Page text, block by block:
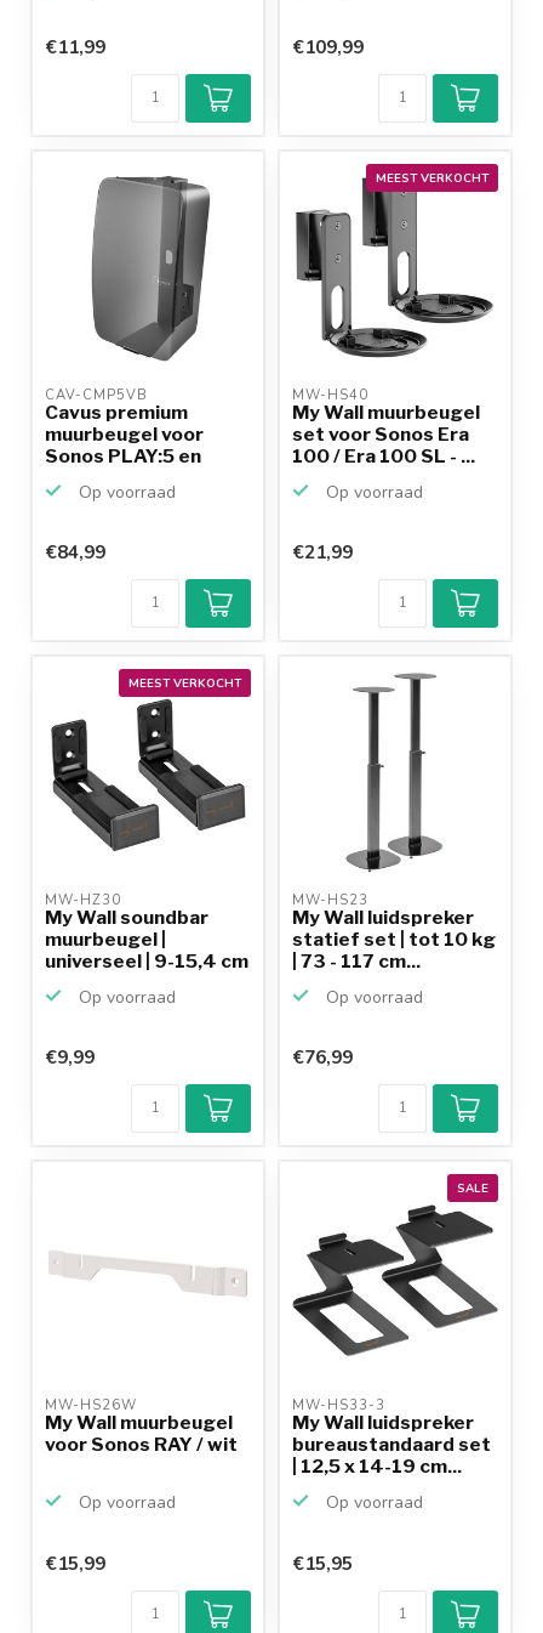
€11,99 €109,99
CAV-CMP5VB
Cavus premium
muurbeugel voor
Sonos PLAY:5 en
Op voorraad
€84,99
MEEST VERKOCHT
MW-HS40
My Wall muurbeugel
set voor Sonos Era
100 / Era 100 SL - ...
Op voorraad
€21,99
MEEST VERKOCHT
MW-HZ30
My Wall soundbar
muurbeugel |
universeel | 9-15,4 cm
Op voorraad
€9,99
MW-HS23
My Wall luidspreker
statief set | tot 10 kg
| 73 - 117 cm...
Op voorraad
Klantenbeoordeling
9,2/10
Achteraf
betalen mogelijk
productkennis
€76,99
MW-HS26W
My Wall muurbeugel
voor Sonos RAY / wit
Op voorraad
€15,99
SALE
MW-HS33-3
My Wall luidspreker
bureaustandaard set
| 12,5 x 14-19 cm...
Op voorraad
€15,95